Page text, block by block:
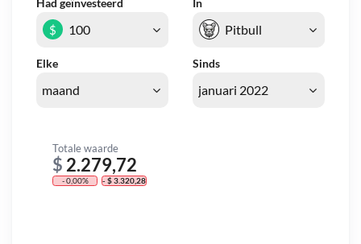
Had geïnvesteerd In
Elke Sinds
$
Totale waarde
$ 2.279,72
- 0,00% - $ 3.320,28